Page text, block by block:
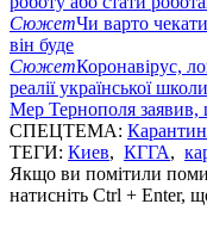
СюжетЧи варто
він буде
СюжетКоронавірус,
реалії української школи
Мер Тернополя заявив,
СПЕЦТЕМА: Карантин
ТЕГИ: Киев, КГГА,
Якщо ви помітили
натисніть Ctrl + Enter,